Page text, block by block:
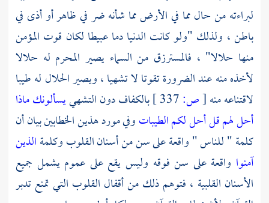
لبراءته من حال مما في الأرض مما شأنه ضر في ظاهر أو أذى في
باطن ، ولذلك "ولو كانت الدنيا دما عبيطا لكان قوت المؤمن
منها حلالا" ، فالمسترزق من السماء يصير المحرم له حلالا
لأخذه منه عند الضرورة تقوتا لا تشهيا ، ويصير الحلال له طيبا
لاقتناعه منه[ص: بالكفاف دون التشهييسألونك ماذا
أحل لهم قل أحل لكم الطيباتوفي مورد هذين الخطابين بيان أن
كلمة " للناس " واقعة على سن من أسنان القلوب وكلمةالذين
آمنوا واقعة على سن فوقه وليس يقع على عموم يشمل جميع
الأسنان القلبية ، فتوهم ذلك من أقفال القلوب التي تمنع تدبر